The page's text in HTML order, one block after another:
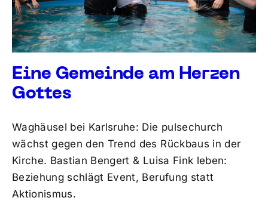
Eine Gemeinde am Herzen
Gottes
Waghäusel bei Karlsruhe: Die pulsechurch
wächst gegen den Trend des Rückbaus in der
Kirche. Bastian Bengert & Luisa Fink leben:
Beziehung schlägt Event, Berufung statt
Aktionismus.